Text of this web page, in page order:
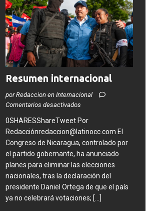
Resumen internacional
por Redaccion en Internacional
Comentarios desactivados
0SHARESShareTweet Por
Redacciónredaccion@latinocc.com El
Congreso de Nicaragua, controlado por
el partido gobernante, ha anunciado
planes para eliminar las elecciones
nacionales, tras la declaración del
presidente Daniel Ortega de que el país
ya no celebrará votaciones; [...]